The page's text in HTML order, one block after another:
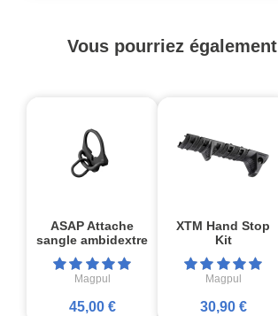
Vous pourriez également
ASAP Attache
sangle ambidextre
Magpul
45,00 €
XTM Hand Stop
Kit
Magpul
30,90 €